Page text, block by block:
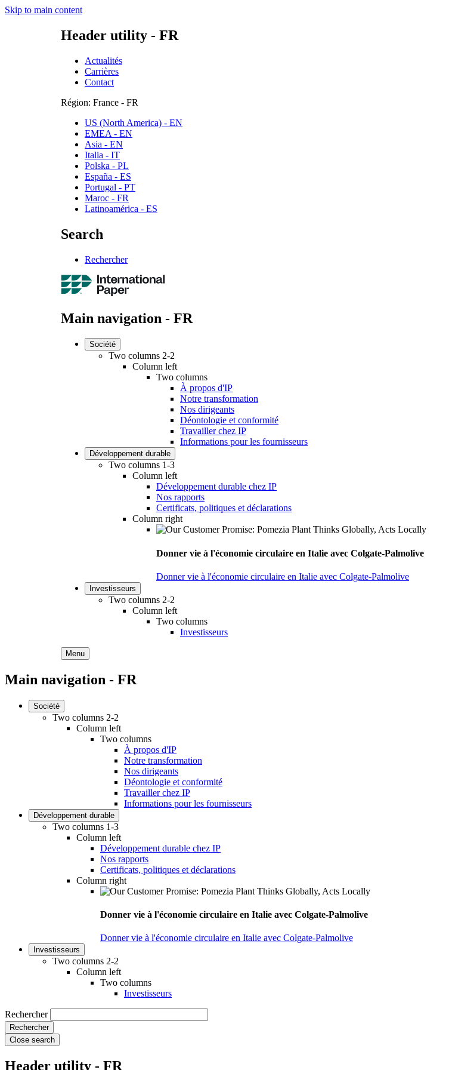
Skip to main content
Header utility - FR
Actualités
Carrières
Contact
Région: France - FR
US (North America) - EN
EMEA - EN
Asia - EN
Italia - IT
Polska - PL
España - ES
Portugal - PT
Maroc - FR
Latinoamérica - ES
Search
Rechercher
Main navigation - FR
Société
Two columns 2-2
Column left
Two columns
À propos d'IP
Notre transformation
Nos dirigeants
Déontologie et conformité
Travailler chez IP
Informations pour les fournisseurs
Développement durable
Two columns 1-3
Column left
Développement durable chez IP
Nos rapports
Certificats, politiques et déclarations
Column right
Donner vie à l'économie circulaire en Italie avec Colgate-Palmolive
Donner vie à l'économie circulaire en Italie avec Colgate-Palmolive
Investisseurs
Two columns 2-2
Column left
Two columns
Investisseurs
Menu
Main navigation - FR
Société
Two columns 2-2
Column left
Two columns
À propos d'IP
Notre transformation
Nos dirigeants
Déontologie et conformité
Travailler chez IP
Informations pour les fournisseurs
Développement durable
Two columns 1-3
Column left
Développement durable chez IP
Nos rapports
Certificats, politiques et déclarations
Column right
Donner vie à l'économie circulaire en Italie avec Colgate-Palmolive
Donner vie à l'économie circulaire en Italie avec Colgate-Palmolive
Investisseurs
Two columns 2-2
Column left
Two columns
Investisseurs
Rechercher
Close search
Header utility - FR